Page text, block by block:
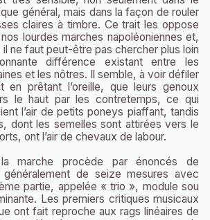
général, mais dans la façon de rouler
claires à timbre. Ce trait les oppose
lourdes marches napoléoniennes et,
ne faut peut-être pas chercher plus loin
différence existant entre les
et les nôtres. Il semble, à voir défiler
en prêtant l’oreille, que leurs genoux
le haut par les contretemps, ce qui
l’air de petits poneys piaffant, tandis
dont les semelles sont attirées vers le
ont l’air de chevaux de labour.
la marche procède par énoncés de
généralement de seize mesures avec
partie, appelée « trio », module sou
Les premiers critiques musicaux
ont fait reproche aux rags linéaires de